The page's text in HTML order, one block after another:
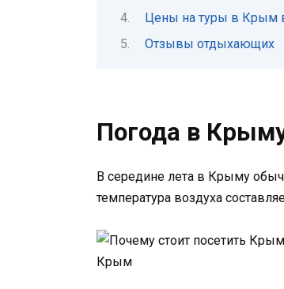
Цены на туры в Крым
Отзывы отдыхающих
Погода в
В середине лета в Крыму
температура воздуха